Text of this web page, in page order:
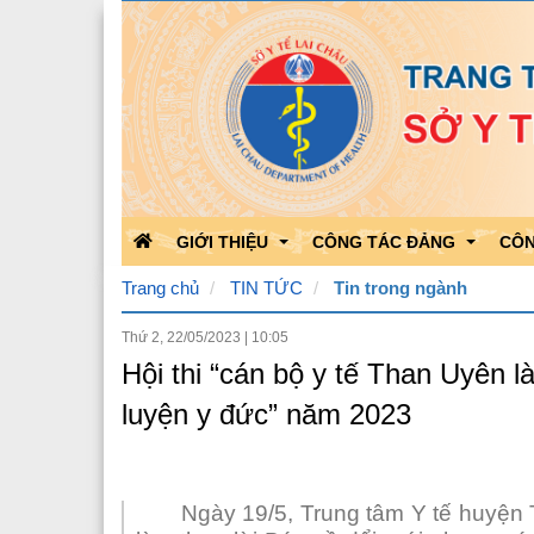
GIỚI THIỆU
Chức năng nhiệm vụ
Bộ máy tổ chức
CÔNG TÁC ĐẢNG
Bảo vệ nền tảng của Đảng
Triển khai văn bản của Đảng
Trang chủ TIN TỨC Tin trong ngành
Thứ 2, 22/05/2023 10:05
Hội thi “cán bộ y tế Than Uyên
luyện y đức” năm 2023
Ngày 19/5, Trung tâm Y tế